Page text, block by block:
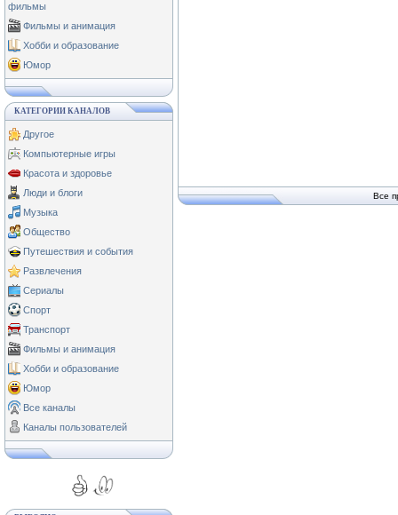
фильмы
Фильмы и анимация
Хобби и образование
Юмор
КАТЕГОРИИ КАНАЛОВ
Другое
Компьютерные игры
Красота и здоровье
Люди и блоги
Музыка
Общество
Путешествия и события
Развлечения
Сериалы
Спорт
Транспорт
Фильмы и анимация
Хобби и образование
Юмор
Все каналы
Каналы пользователей
Все